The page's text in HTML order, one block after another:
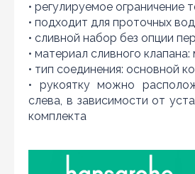
• регулируемое ограничение
• подходит для проточных
• сливной набор без опции
• материал сливного клапана:
• тип соединения: основной
• рукоятку можно
слева, в зависимости от
комплекта
Обновить капчу (CAPTCHA)